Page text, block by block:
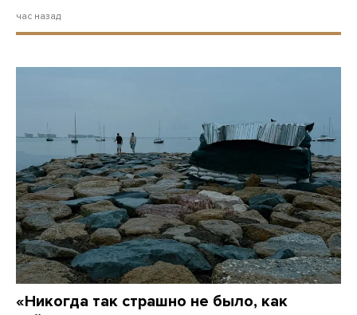
час назад
«Никогда так страшно не было, как